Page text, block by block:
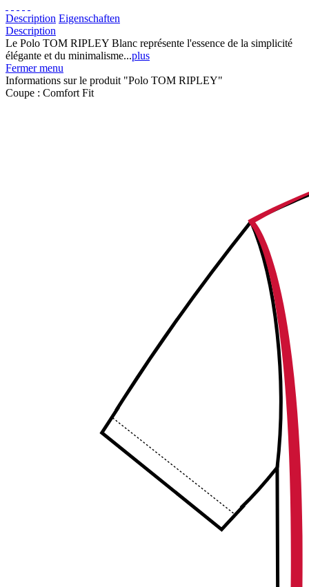
Description Eigenschaften
Description
Le Polo TOM RIPLEY Blanc représente l'essence de la simplicité
élégante et du minimalisme...plus
Fermer menu
Informations sur le produit "Polo TOM RIPLEY"
Coupe : Comfort Fit